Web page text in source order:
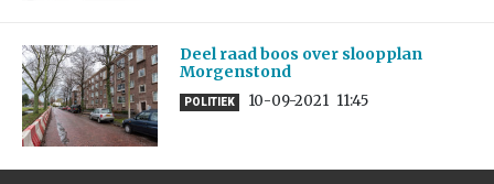
Deel raad boos over sloopplan
Morgenstond
POLITIEK 10-09-2021 11:45